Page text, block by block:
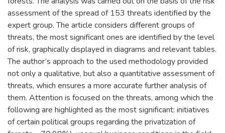
assessment of the spread of 153 threats identified by the
expert group. The article considers different groups of
threats, the most significant ones are identified by the level
of risk, graphically displayed in diagrams and relevant tables.
The author’s approach to the used methodology provided
not only a qualitative, but also a quantitative assessment of
threats, which ensures a more accurate further analysis of
them. Attention is focused on the threats, among which the
following are highlighted as the most significant: initiatives
of certain political groups regarding the privatization of